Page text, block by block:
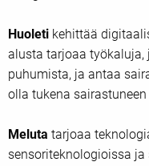
Huoleti kehittää
alusta tarjoaa
puhumista, ja antaa
olla tukena sairastuneen
Meluta tarjoaa
sensoriteknologioissa